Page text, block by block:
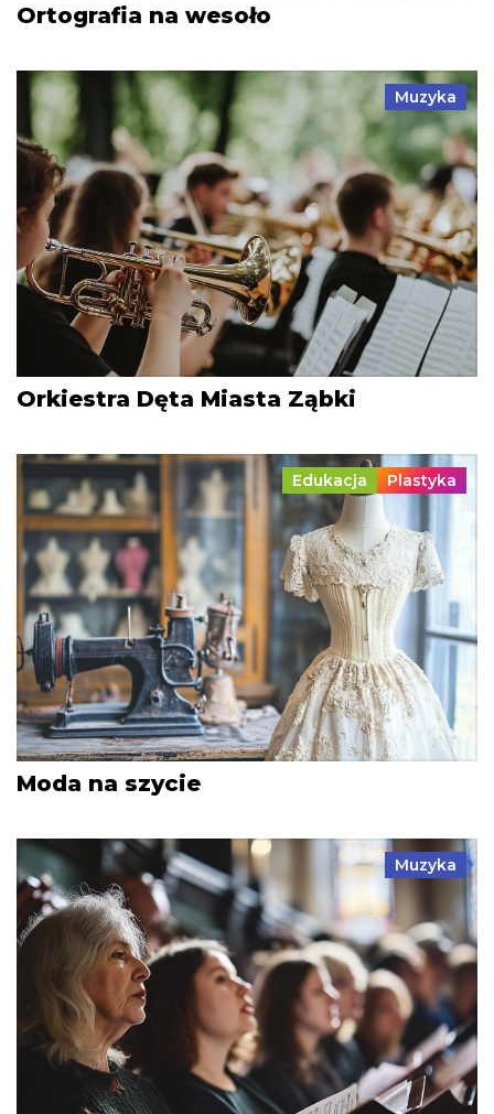
Ortografia na wesoło
Orkiestra Dęta Miasta Ząbki
Muzyka
Moda na szycie
Edukacja Plastyka
Muzyka